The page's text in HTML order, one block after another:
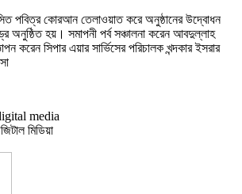
পবিত্র কোরআন তেলাওয়াত করে অনুষ্ঠানের উদ্বোধন
অনুষ্ঠিত হয়। সমাপনী পর্ব সঞ্চালনা করেন আবদুল্লাহ
করেন সিপার এয়ার সার্ভিসের পরিচালক খন্দকার ইসরার
media
মিডিয়া